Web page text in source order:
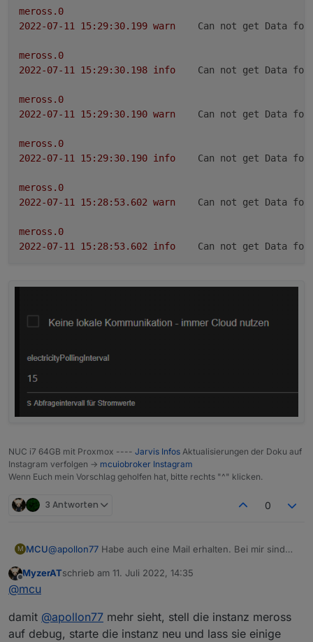
meross.0
warn Can not get Data for
meross.0
info Can not get Data for
meross.0
warn Can not get Data for
meross.0
info Can not get Data for
meross.0
warn Can not get Data for
meross.0
info Can not get Data for
NUC i7 64GB mit Proxmox ---- Jarvis Infos Aktualisierungen der Doku auf
Instagram verfolgen -> mcuiobroker Instagram
Wenn Euch mein Vorschlag geholfen hat, bitte rechts "^" klicken.
3 Antworten 0
M MCU@apollon77 Habe auch eine Mail erhalten. Bei mir sind
die Meldungen, aber im Abstand von ca 90 Sekunden?:
meross.0
meross.0
2022-07-11 15:29:30.198	info	Can not get
MyzerATschrieb am 11. Juli 2022, 14:35
zuletzt editiert von
@mcu
damit @apollon77 mehr sieht, stell die instanz meross
auf debug, starte die instanz neu und lass sie einige